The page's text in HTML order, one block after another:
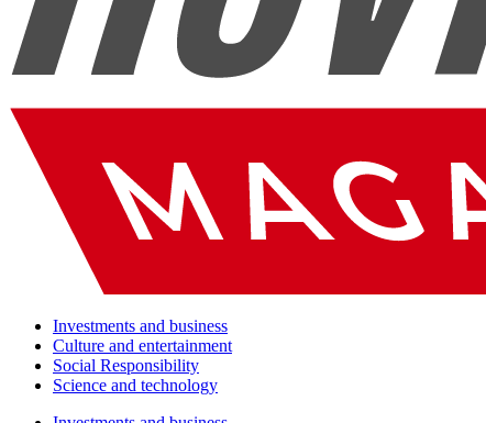
Investments and business
Culture and entertainment
Social Responsibility
Science and technology